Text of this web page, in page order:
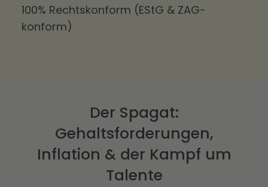
100% Rechtskonform (EStG & ZAG-
konform)
Der Spagat:
Gehaltsforderungen,
Inflation & der Kampf um
Talente